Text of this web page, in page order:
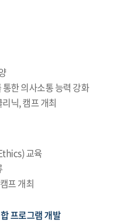
한 의사소통 능력 강화
닉, 캠프 개최
교육
프 개최
프로그램 개발